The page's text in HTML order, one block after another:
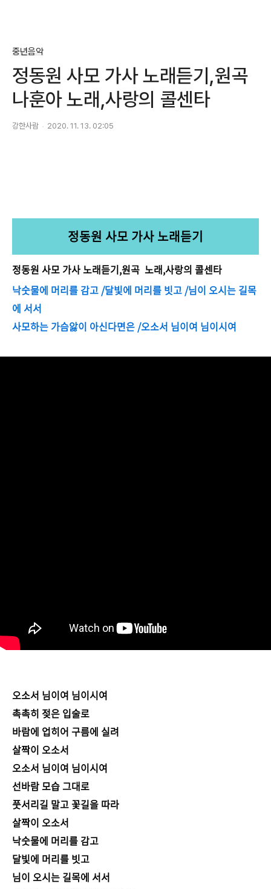
중년음악
정동원 사모 가사 노래듣기,원곡
나훈아 노래,사랑의 콜센타
강한사람 2020. 11. 13. 02:05
정동원 사모 가사 노래듣기
정동원 사모 가사 노래듣기,원곡 노래,사랑의 콜센타
낙숫물에 머리를 감고 /달빛에 머리를 빗고 /님이 오시는 길목
에 서서
사모하는 가슴앓이 아신다면은 /오소서 님이여 님이시여
오소서 님이여 님이시여
촉촉히 젖은 입술로
바람에 업히어 구름에 실려
살짝이 오소서
오소서 님이여 님이시여
선바람 모습 그대로
풋서리길 말고 꽃길을 따라
살짝이 오소서
낙숫물에 머리를 감고
달빛에 머리를 빗고
님이 오시는 길목에 서서